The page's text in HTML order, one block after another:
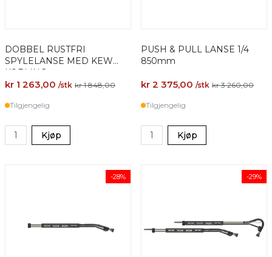
DOBBEL RUSTFRI
SPYLELANSE MED KEW
KOBLING
kr 1 263,00 /stk kr 1 848,00
Tilgjengelig
Kjøp
PUSH & PULL LANSE 1/4
850mm
kr 2 375,00 /stk kr 3 260,00
Tilgjengelig
Kjøp
-28% -29%